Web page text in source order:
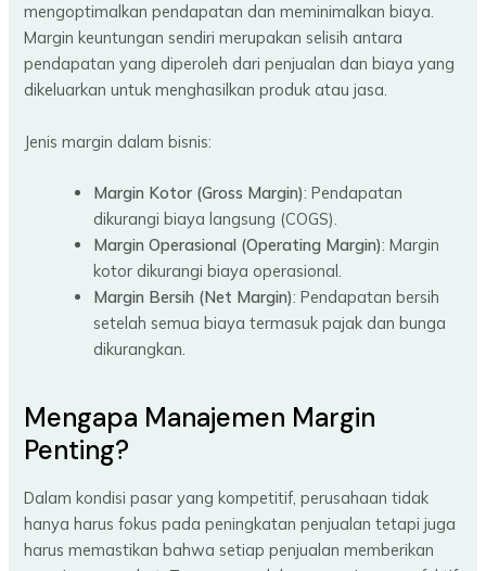
mengoptimalkan pendapatan dan meminimalkan biaya.
Margin keuntungan sendiri merupakan selisih antara
pendapatan yang diperoleh dari penjualan dan biaya yang
dikeluarkan untuk menghasilkan produk atau jasa.
Jenis margin dalam bisnis:
Margin Kotor (Gross Margin): Pendapatan
dikurangi biaya langsung (COGS).
Margin Operasional (Operating Margin): Margin
kotor dikurangi biaya operasional.
Margin Bersih (Net Margin): Pendapatan bersih
setelah semua biaya termasuk pajak dan bunga
dikurangkan.
Mengapa Manajemen Margin
Penting?
Dalam kondisi pasar yang kompetitif, perusahaan tidak
hanya harus fokus pada peningkatan penjualan tetapi juga
harus memastikan bahwa setiap penjualan memberikan